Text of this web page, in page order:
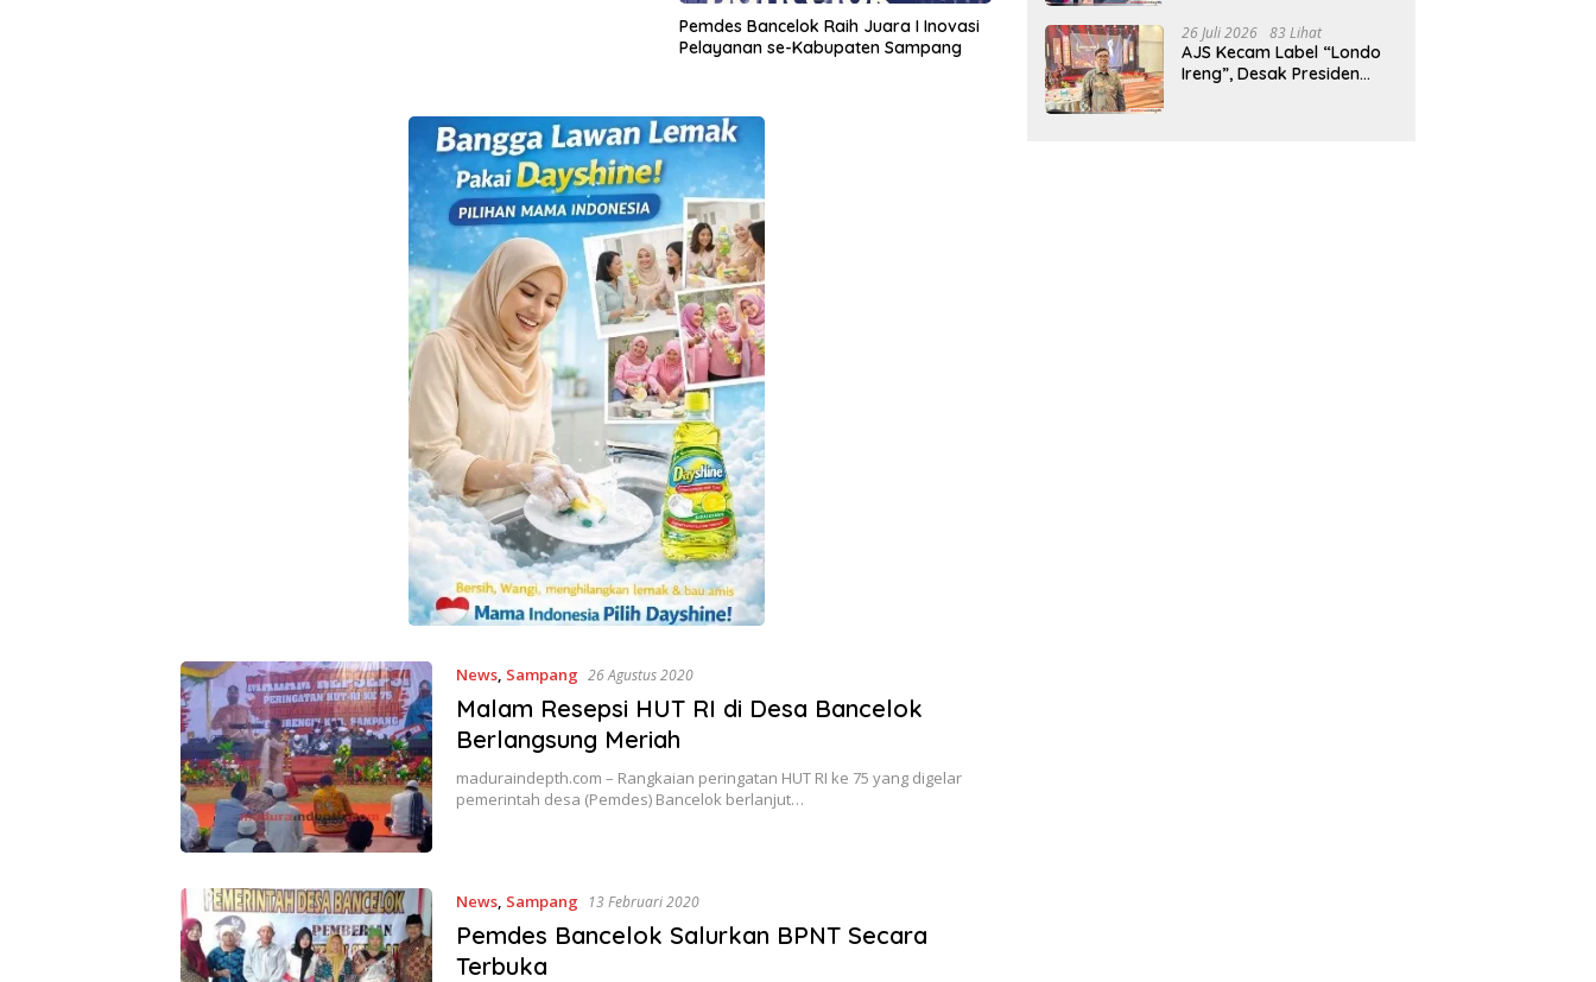
Pemdes Bancelok Raih Juara I Inovasi
Pelayanan se-Kabupaten Sampang
News, Sampang 26 Agustus 2020
Malam Resepsi HUT RI di Desa Bancelok
Berlangsung Meriah
maduraindepth.com – Rangkaian peringatan HUT RI ke 75 yang digelar
pemerintah desa (Pemdes) Bancelok berlanjut…
News, Sampang 13 Februari 2020
Pemdes Bancelok Salurkan BPNT Secara
Terbuka
Indonesia Emas
26 Juli 2026 83 Lihat
AJS Kecam Label “Londo
Ireng”, Desak Presiden